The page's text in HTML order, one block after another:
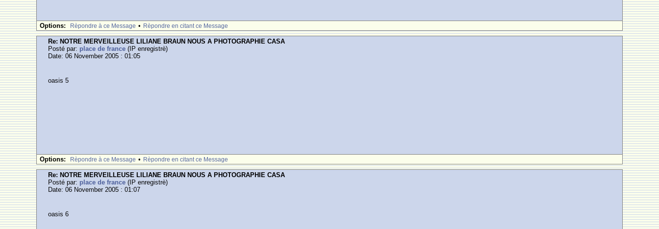
Options: Rèpondre à ce Message • Rèpondre en citant ce Message
Re: NOTRE MERVEILLEUSE LILIANE BRAUN NOUS A PHOTOGRAPHIE CASA
Posté par: place de france (IP enregistrè)
Date: 06 November 2005 : 01:05
oasis 5
Options: Rèpondre à ce Message • Rèpondre en citant ce Message
Re: NOTRE MERVEILLEUSE LILIANE BRAUN NOUS A PHOTOGRAPHIE CASA
Posté par: place de france (IP enregistrè)
Date: 06 November 2005 : 01:07
oasis 6